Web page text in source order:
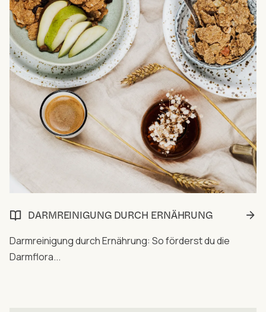
DARMREINIGUNG DURCH ERNÄHRUNG
Darmreinigung durch Ernährung: So förderst du die
Darmflora...